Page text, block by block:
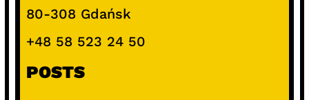
80-308 Gdańsk
+48 58 523 24 50
POSTS